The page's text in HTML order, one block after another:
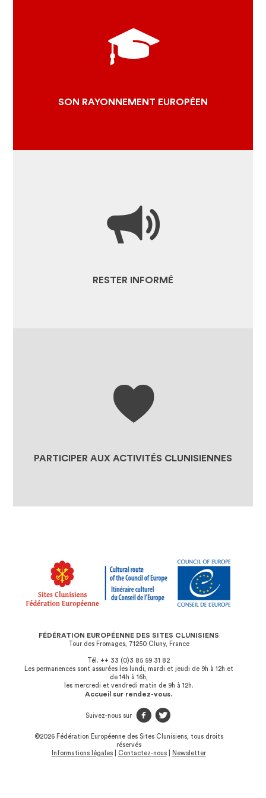
SON RAYONNEMENT EUROPÉEN
ITINÉRAIRE CULTUREL
DU CONSEIL DE L'EUROPE
LES PROJETS EUROPÉENS
RESTER INFORMÉ
TOUTE L'ACTUALITÉ
ESPACE PRESSE ET MEDIAS
PARTICIPER AUX ACTIVITÉS CLUNISIENNES
LA BOUTIQUE
JE SOUTIENS LES PROJETS DE
NOS SITES CLUNISIENS
FÉDÉRATION EUROPÉENNE DES SITES CLUNISIENS
Tour des Fromages, 71250 Cluny, France
Tél. ++ 33 (0)3 85 59 31 82
Les permanences sont assurées les lundi, mardi et jeudi de 9h à 12h et
de 14h à 16h,
les mercredi et vendredi matin de 9h à 12h.
Accueil sur rendez-vous.
Suivez-nous sur ft
©2026 Fédération Européenne des Sites Clunisiens, tous droits
réservés
Informations légales| Contactez-nous| Newsletter